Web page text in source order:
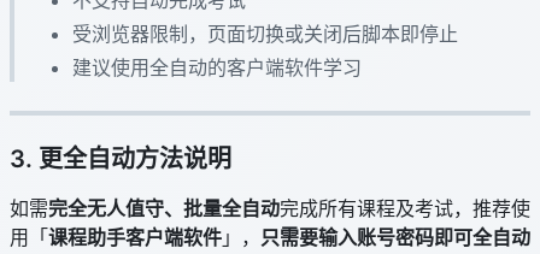
受浏览器限制，页面切换或关闭后脚本即停止
建议使用全自动的客户端软件学习
3. 更全自动方法说明
如需完全无人值守、批量全自动完成所有课程及考试，推荐使
用「课程助手客户端软件 」， 只需要输入账号密码即可全自动